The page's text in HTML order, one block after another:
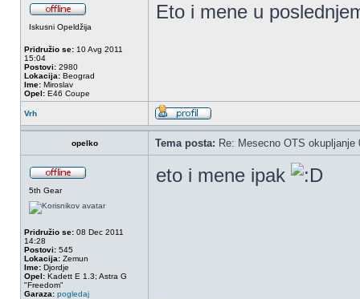
Iskusni Opeldžija
Pridružio se: 10 Avg 2011
15:04
Postovi: 2980
Lokacija: Beograd
Ime: Miroslav
Opel: E46 Coupe
Eto i mene u
Vrh
opelko Tema posta: Re: Mesecno OTS
5th Gear
Pridružio se: 08 Dec 2011
14:28
Postovi: 545
Lokacija: Zemun
Ime: Djordje
Opel: Kadett E 1.3; Astra G
"Freedom"
Garaza: pogledaj
eto i mene ipak